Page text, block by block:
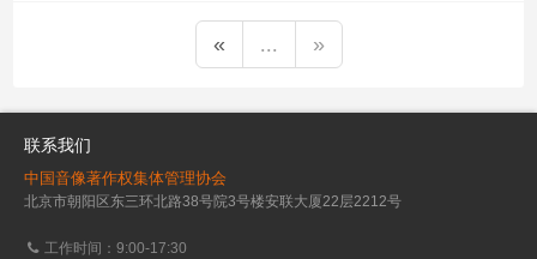
« ... »
联系我们
中国音像著作权集体管理协会
北京市朝阳区东三环北路38号院3号楼安联大厦22层2212号
工作时间：9:00-17:30